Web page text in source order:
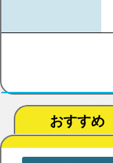
おすすめ